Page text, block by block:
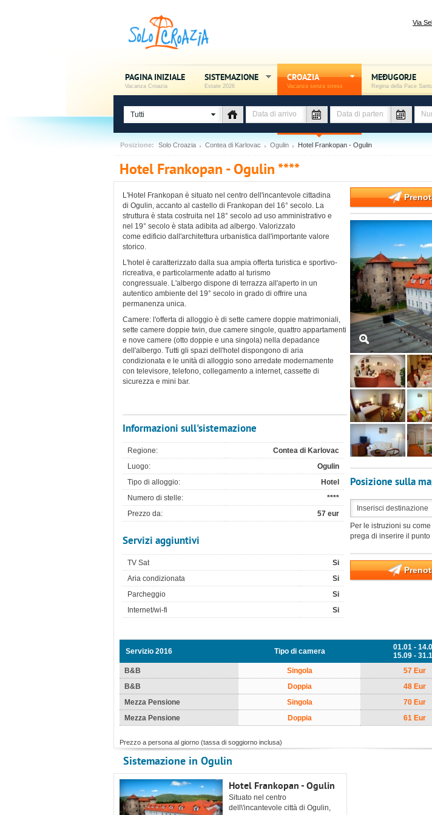
Via
PAGINA INIZIALE
Vacanza Croazia
SISTEMAZIONE
Estate 2026
CROAZIA
Vacanza senza stress
MEĐUGORJE
Regina della Pace
Tutti
Posizione: Solo Croazia Contea di Karlovac Ogulin Hotel Frankopan - Ogulin
Hotel Frankopan - Ogulin ****
L'Hotel Frankopan è situato nel centro dell'incantevole cittadina
di Ogulin, accanto al castello di Frankopan del 16° secolo. La
struttura è stata costruita nel 18° secolo ad uso amministrativo e
nel 19° secolo è stata adibita ad albergo. Valorizzato
come edificio dall'architettura urbanistica dall'importante valore
storico.
L'hotel è caratterizzato dalla sua ampia offerta turistica e sportivo-
ricreativa, e particolarmente adatto al turismo
congressuale. L'albergo dispone di terrazza all'aperto in un
autentico ambiente del 19° secolo in grado di offrire una
permanenza unica.
Camere: l'offerta di alloggio è di sette camere doppie matrimoniali,
sette camere doppie twin, due camere singole, quattro appartamenti
e nove camere (otto doppie e una singola) nella depadance
dell'albergo. Tutti gli spazi dell'hotel dispongono di aria
condizionata e le unità di alloggio sono arredate modernamente
con televisore, telefono, collegamento a internet, cassette di
sicurezza e mini bar.
Informazioni sull'sistemazione
Regione:
Contea di Karlovac
Luogo:
Ogulin
Tipo di alloggio:
Hotel
Numero di stelle:
****
Prezzo da:
57 eur
Servizi aggiuntivi
TV Sat
Si
Aria condizionata
Si
Parcheggio
Si
Internet/wi-fi
Si
Posizione sulla
Per le istruzioni su
prega di inserire il punto
Servizio 2016 Tipo di camera
01.01 -
15.09 -
B&B Singola 57 Eur
B&B
Doppia 48 Eur
Mezza Pensione
Singola
70 Eur
Mezza Pensione
Doppia 61 Eur
Prezzo a persona al giorno (tassa di soggiorno inclusa)
Sistemazione in Ogulin
Hotel Frankopan - Ogulin
Situato nel centro
dell\'incantevole città di Ogulin,